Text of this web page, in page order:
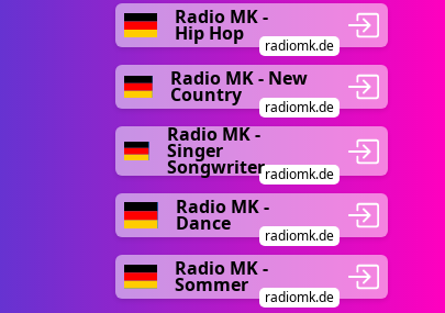
Radio MK -
Hip Hop
radiomk.de
Radio MK - New
Country
radiomk.de
Radio MK -
Singer
Songwriterradiomk.de
Radio MK -
Dance
radiomk.de
Radio MK -
Sommer
radiomk.de